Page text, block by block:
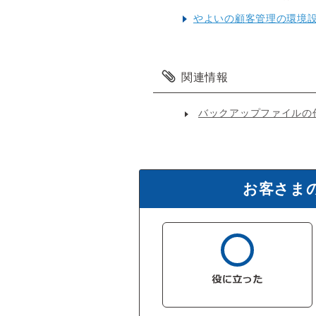
やよいの顧客管理の環境
関連情報
バックアップファイルの
お客さま